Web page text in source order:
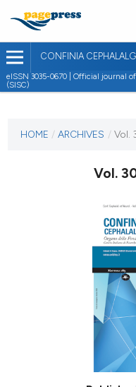
CONFINIA
eISSN 3035-0670 | Official journal
(SISC)
VOL. 30 NO. 2 (2020)
HOME / ARCHIVES / Vol.
Vol.